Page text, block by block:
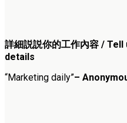
詳細説説你的工作內容 /
details
“Marketing daily”–